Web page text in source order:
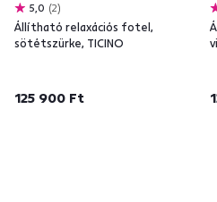
5,0 2
Állítható relaxációs fotel,
sötétszürke, TICINO
125 900 Ft